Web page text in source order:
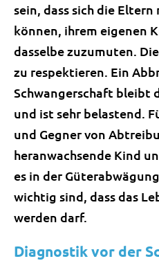
sein, dass sich die
können, ihrem eigenen
dasselbe zuzumuten.
zu respektieren. Ein
Schwangerschaft bleibt
und ist sehr belastend.
und Gegner von
heranwachsende Kind
es in der
wichtig sind, dass das
werden darf.
Diagnostik vor der